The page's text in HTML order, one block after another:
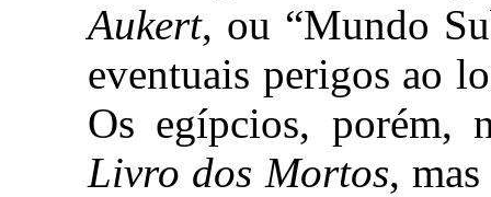
Aukert, ou “Mundo
eventuais perigos ao
Os egípcios, porém,
Livro dos Mortos,